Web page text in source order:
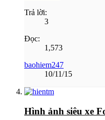
Trả lời:
3
Đọc:
1,573
baohiem247
10/11/15
Hình ảnh siêu xe